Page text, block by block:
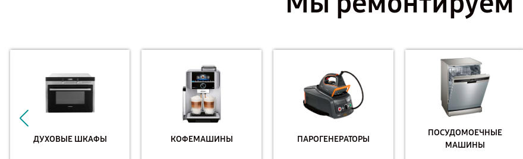
ДУХОВЫЕ ШКАФЫ КОФЕМАШИНЫ ПАРОГЕНЕРАТОРЫ
ПОСУДОМОЕЧНЫЕ
МАШИНЫ